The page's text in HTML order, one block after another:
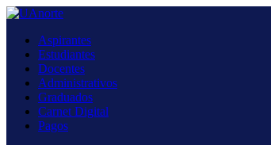
Aspirantes
Estudiantes
Docentes
Administrativos
Graduados
Carnet Digital
Pagos